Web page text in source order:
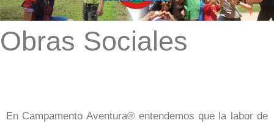
Obras Sociales
En Campamento Aventura® entendemos que la labor de